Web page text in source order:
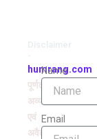
humrang.com
पूर्णतः
अव्यवसायिक
एवं
अवैतनिक
Name
Email